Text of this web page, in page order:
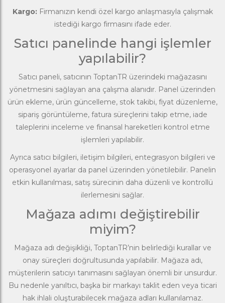
Kargo:Firmanızın kendi özel kargo anlaşmasıyla çalışmak
istediği kargo firmasını ifade eder.
Satıcı panelinde hangi işlemler
yapılabilir?
Satıcı paneli, satıcının ToptanTR üzerindeki mağazasını
yönetmesini sağlayan ana çalışma alanıdır. Panel üzerinden
ürün ekleme, ürün güncelleme, stok takibi, fiyat düzenleme,
sipariş görüntüleme, fatura süreçlerini takip etme, iade
taleplerini inceleme ve finansal hareketleri kontrol etme
işlemleri yapılabilir.
Ayrıca satıcı bilgileri, iletişim bilgileri, entegrasyon bilgileri ve
operasyonel ayarlar da panel üzerinden yönetilebilir. Panelin
etkin kullanılması, satış sürecinin daha düzenli ve kontrollü
ilerlemesini sağlar.
Mağaza adımı değiştirebilir
miyim?
Mağaza adı değişikliği, ToptanTR’nin belirlediği kurallar ve
onay süreçleri doğrultusunda yapılabilir. Mağaza adı,
müşterilerin satıcıyı tanımasını sağlayan önemli bir unsurdur.
Bu nedenle yanıltıcı, başka bir markayı taklit eden veya ticari
hak ihlali oluşturabilecek mağaza adları kullanılamaz.